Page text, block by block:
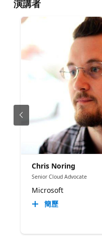
演講者
Chris Noring
Senior Cloud Advocate
Microsoft
簡歷